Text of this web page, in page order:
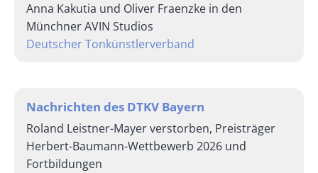
Anna Kakutia und Oliver Fraenzke in den
Münchner AVIN Studios
Deutscher Tonkünstlerverband
Nachrichten des DTKV Bayern
Roland Leistner-Mayer verstorben, Preisträger
Herbert-Baumann-Wettbewerb 2026 und
Fortbildungen